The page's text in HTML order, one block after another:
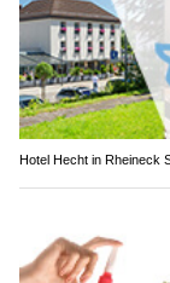
Hotel Hecht in Rheineck